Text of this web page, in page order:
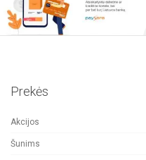
Prekės
Akcijos
Šunims